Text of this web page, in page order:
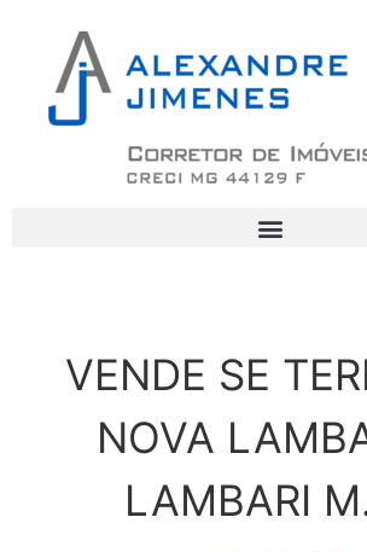
VENDE SE
NOVA
LAMBARI